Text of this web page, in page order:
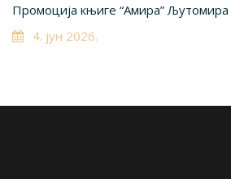
Промоција књиге “Амира”
4. јун 2026.